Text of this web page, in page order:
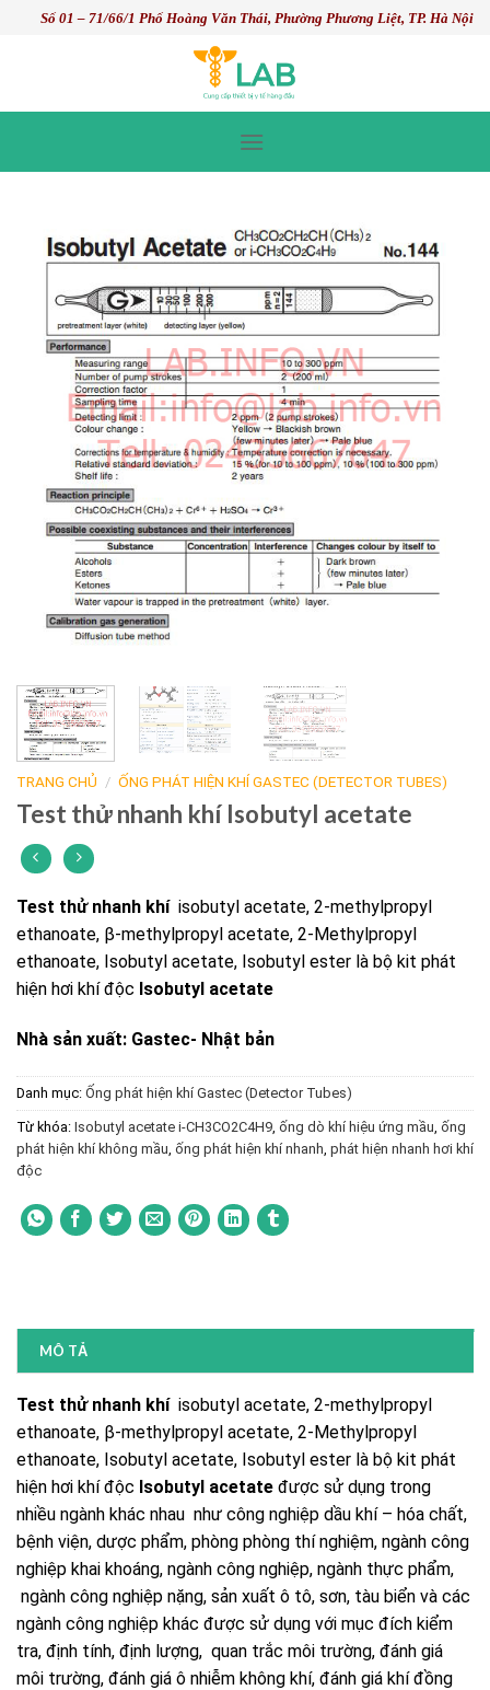
Số 01 – 71/66/1 Phố Hoàng Văn Thái, Phường Phương Liệt, TP. Hà Nội
TRANG CHỦ / ỐNG PHÁT HIỆN KHÍ GASTEC (DETECTOR TUBES)
Test thử nhanh khí Isobutyl acetate
Test thử nhanh khí isobutyl acetate, 2-methylpropyl
ethanoate, β-methylpropyl acetate, 2-Methylpropyl
ethanoate, Isobutyl acetate, Isobutyl ester là bộ kit phát
hiện hơi khí độc Isobutyl acetate
Nhà sản xuất: Gastec- Nhật bản
Danh mục: Ống phát hiện khí Gastec (Detector Tubes)
Từ khóa: Isobutyl acetate i-CH3CO2C4H9 ống dò khí hiệu ứng mầu ống
phát hiện khí không mầu ống phát hiện khí nhanh phát hiện nhanh hơi khí
độc
MÔ TẢ
Test thử nhanh khí isobutyl acetate, 2-methylpropyl
ethanoate, β-methylpropyl acetate, 2-Methylpropyl
ethanoate, Isobutyl acetate, Isobutyl ester là bộ kit phát
hiện hơi khí độc Isobutyl acetate được sử dụng trong
nhiều ngành khác nhau như công nghiệp dầu khí – hóa chất,
bệnh viện, dược phẩm, phòng phòng thí nghiệm, ngành công
nghiệp khai khoáng, ngành công nghiệp, ngành thực phẩm,
ngành công nghiệp nặng, sản xuất ô tô, sơn, tàu biển và các
ngành công nghiệp khác được sử dụng với mục đích kiểm
tra, định tính, định lượng, quan trắc môi trường, đánh giá
môi trường, đánh giá ô nhiễm không khí, đánh giá khí đồng